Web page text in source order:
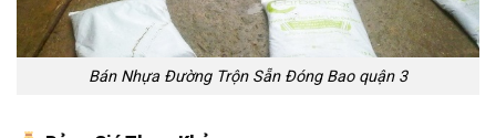
Bán Nhựa Đường Trộn Sẵn Đóng Bao quận 3